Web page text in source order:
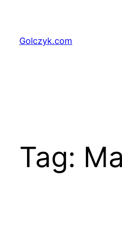
treściGolczyk.com
Tag: